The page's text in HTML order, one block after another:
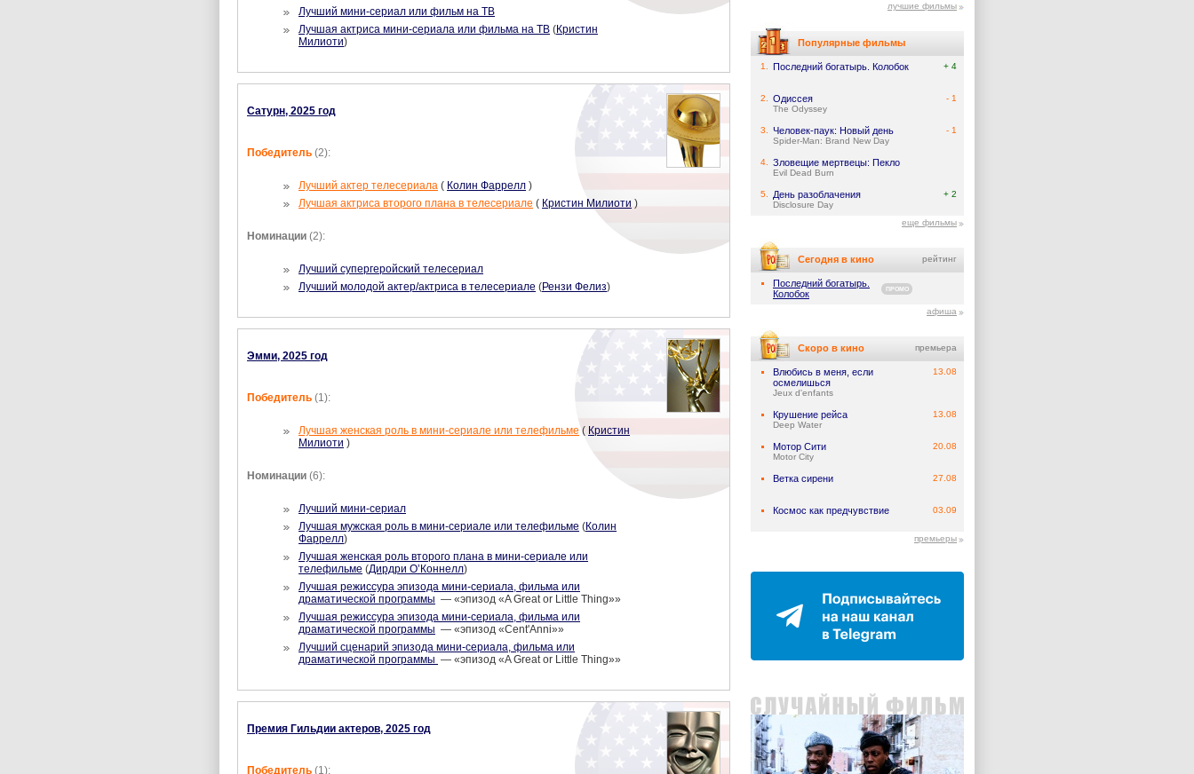
Лучший мини-сериал или фильм на ТВ
Лучшая актриса мини-сериала или фильма на ТВ (Кристин
Милиоти)
Сатурн, 2025 год
Победитель (2):
Лучший актер телесериала ( Колин Фаррелл )
Лучшая актриса второго плана в телесериале ( Кристин Милиоти )
Номинации (2):
Лучший супергеройский телесериал
Лучший молодой актер/актриса в телесериале (Рензи Фелиз)
Эмми, 2025 год
Победитель (1):
Лучшая женская роль в мини-сериале или телефильме ( Кристин
Милиоти )
Номинации (6):
Лучший мини-сериал
Лучшая мужская роль в мини-сериале или телефильме (Колин
Фаррелл)
Лучшая женская роль второго плана в мини-сериале или
телефильме (Дирдри О’Коннелл)
Лучшая режиссура эпизода мини-сериала, фильма или
драматической программы — «эпизод «A Great or Little Thing»»
Лучшая режиссура эпизода мини-сериала, фильма или
драматической программы — «эпизод «Cent'Anni»»
Лучший сценарий эпизода мини-сериала, фильма или
драматической программы — «эпизод «A Great or Little Thing»»
Премия Гильдии актеров, 2025 год
Победитель (1):
лучшие фильмы
Популярные фильмы
1. Последний богатырь. Колобок + 4
2. Одиссея
The Odyssey
- 1
3. Человек-паук: Новый день
Spider-Man: Brand New Day
- 1
4. Зловещие мертвецы: Пекло
Evil Dead Burn
5. День разоблачения
Disclosure Day
+ 2
еще фильмы
Сегодня в кино рейтинг
Последний богатырь.
Колобок
ПРОМО
афиша
Скоро в кино премьера
Влюбись в меня, если
осмелишься
Jeux d'enfants
13.08
Крушение рейса
Deep Water
13.08
Мотор Сити
Motor City
20.08
Ветка сирени 27.08
Космос как предчувствие 03.09
премьеры